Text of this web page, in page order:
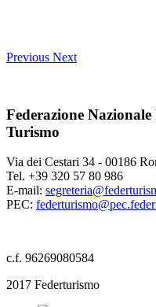
Previous Next
Federazione
Turismo
Via dei Cestari 34 - 00186
Tel. +39 320 57 80 986
E-mail:
PEC:
c.f. 96269080584
2017 Federturismo